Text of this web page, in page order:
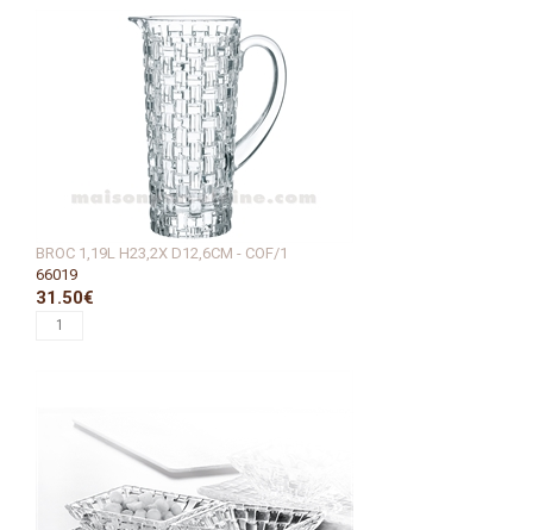
BROC 1,19L H23,2X D12,6CM - COF/1
66019
31.50€